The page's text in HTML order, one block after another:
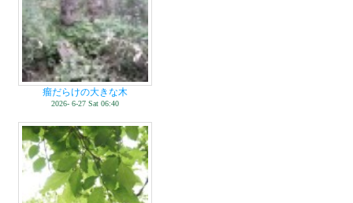
瘤だらけの大きな木
2026- 6-27 Sat 06:40